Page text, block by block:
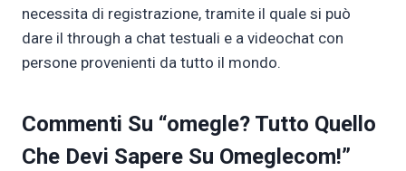
necessita di registrazione, tramite il quale si può
dare il through a chat testuali e a videochat con
persone provenienti da tutto il mondo.
Commenti Su “omegle? Tutto Quello
Che Devi Sapere Su Omeglecom!”